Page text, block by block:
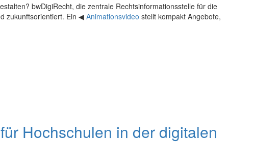
bwDigiRecht, die zentrale Rechtsinformationsstelle für die
zukunftsorientiert. Ein ◀ Animationsvideo stellt kompakt Angebote,
Hochschulen in der digitalen